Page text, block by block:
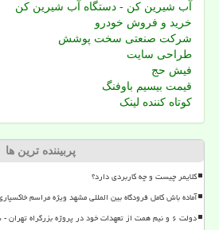
آب شیرین کن - دستگاه آب شیرین کن
خرید و فروش خودرو
شرکت صنعتی سخت پوشش
طراحی سایت
فیش حج
قیمت بیسیم باوفنگ
کوتاه کننده لینک
پربیننده ترین ها
کلایمر چیست و چه کاربردی دارد؟
آماده باش کامل فرودگاه بین المللی مشهد ویژه مراسم
دولت ۶ و نیم همت از تعهدات خود در پروژه بزرگراه تهران - شمال عقب است